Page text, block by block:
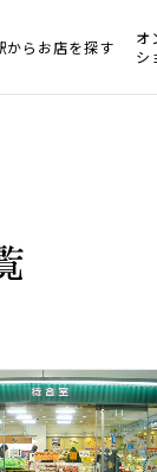
からお店を探す
オ
シ